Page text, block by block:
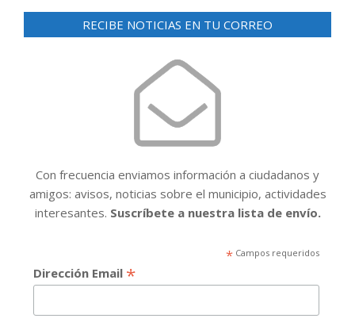
RECIBE NOTICIAS EN TU CORREO
Con frecuencia enviamos información a ciudadanos y
amigos: avisos, noticias sobre el municipio, actividades
interesantes. Suscríbete a nuestra lista de envío.
*Campos requeridos
Dirección Email *